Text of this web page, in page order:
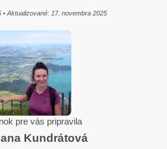
• Aktualizované: 17. novembra 2025
pre vás pripravila
Kundrátová